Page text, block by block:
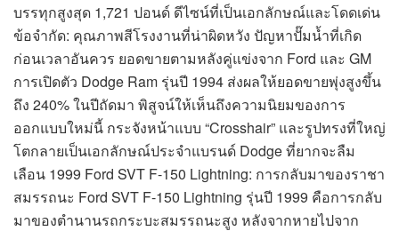
บรรทุกสูงสุด 1,721 ปอนด์ ดีไซน์ที่เป็นเอกลักษณ์และโดดเด่น
ข้อจำกัด: คุณภาพสีโรงงานที่น่าผิดหวัง ปัญหาปั๊มน้ำที่เกิด
ก่อนเวลาอันควร ยอดขายตามหลังคู่แข่งจาก Ford และ GM
การเปิดตัว Dodge Ram รุ่นปี 1994 ส่งผลให้ยอดขายพุ่งสูงขึ้น
ถึง 240% ในปีถัดมา พิสูจน์ให้เห็นถึงความนิยมของการ
ออกแบบใหม่นี้ กระจังหน้าแบบ “Crosshair” และรูปทรงที่ใหญ่
โตกลายเป็นเอกลักษณ์ประจำแบรนด์ Dodge ที่ยากจะลืม
เลือน 1999 Ford SVT F-150 Lightning: การกลับมาของราชา
สมรรถนะ Ford SVT F-150 Lightning รุ่นปี 1999 คือการกลับ
มาของตำนานรถกระบะสมรรถนะสูง หลังจากหายไปจาก